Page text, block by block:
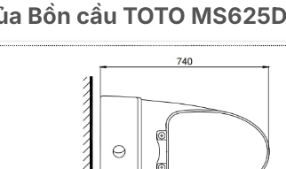
Bồn cầu TOTO